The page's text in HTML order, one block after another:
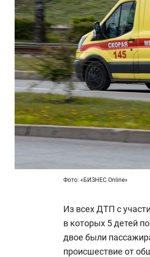
Фото: «БИЗНЕС Online»
Из всех ДТП с
в которых 5 детей
двое были
происшествие от